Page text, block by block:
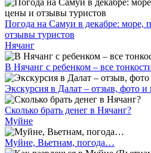
Погода на Самуи в декабре: море,
отзывы туристов
Нячанг
В Нячанг с ребенком – все
Экскурсия в Далат – отзыв, фото и
Сколько брать денег в Нячанг?
Муйне
Муйне, Вьетнам, погода…